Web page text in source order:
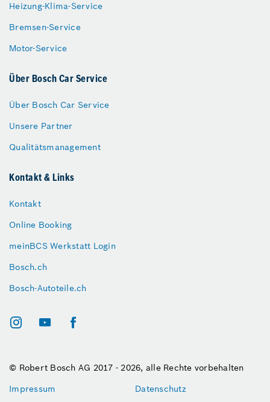
Heizung-Klima-Service
Bremsen-Service
Motor-Service
Über Bosch Car Service
Über Bosch Car Service
Unsere Partner
Qualitätsmanagement
Kontakt & Links
Kontakt
Online Booking
meinBCS Werkstatt Login
Bosch.ch
Bosch-Autoteile.ch
© Robert Bosch AG 2017 - 2026, alle Rechte vorbehalten
Impressum
Datenschutz